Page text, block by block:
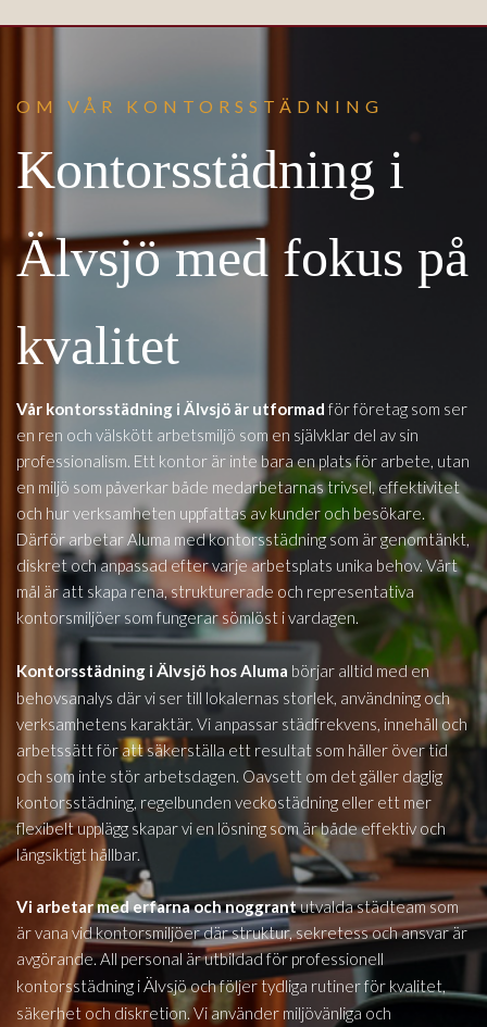
OM VÅR KONTORSSTÄDNING
Kontorsstädning i
Älvsjö med fokus på
kvalitet
Vår kontorsstädning i Älvsjö är utformad för företag som ser
en ren och välskött arbetsmiljö som en självklar del av sin
professionalism. Ett kontor är inte bara en plats för arbete, utan
en miljö som påverkar både medarbetarnas trivsel, effektivitet
och hur verksamheten uppfattas av kunder och besökare.
Därför arbetar Aluma med kontorsstädning som är genomtänkt,
diskret och anpassad efter varje arbetsplats unika behov. Vårt
mål är att skapa rena, strukturerade och representativa
kontorsmiljöer som fungerar sömlöst i vardagen.
Kontorsstädning i Älvsjö hos Aluma börjar alltid med en
behovsanalys där vi ser till lokalernas storlek, användning och
verksamhetens karaktär. Vi anpassar städfrekvens, innehåll och
arbetssätt för att säkerställa ett resultat som håller över tid
och som inte stör arbetsdagen. Oavsett om det gäller daglig
kontorsstädning, regelbunden veckostädning eller ett mer
flexibelt upplägg skapar vi en lösning som är både effektiv och
långsiktigt hållbar.
Vi arbetar med erfarna och noggrantutvalda städteam som
är vana vid kontorsmiljöer där struktur, sekretess och ansvar är
avgörande. All personal är utbildad för professionell
kontorsstädning iÄlvsjöoch följer tydliga rutiner för kvalitet,
säkerhet och diskretion. Vi använder miljövänliga och